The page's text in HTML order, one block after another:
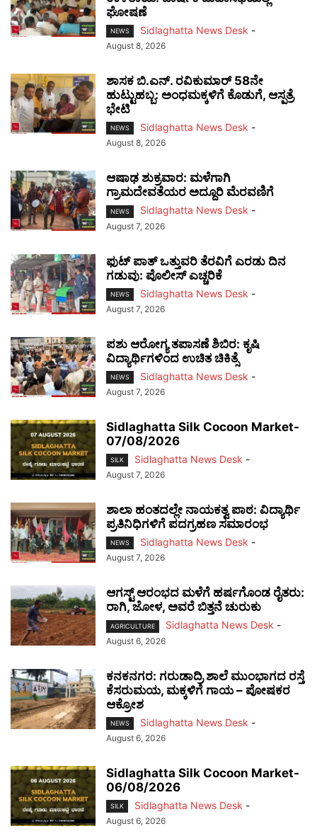
ಘೋಷಣೆ
NEWS Sidlaghatta News Desk -
August 8, 2026
ಶಾಸಕ ಬಿ.ಎನ್. ರವಿಕುಮಾರ್ 58ನೇ
ಹುಟ್ಟುಹಬ್ಬ: ಅಂಧಮಕ್ಕಳಿಗೆ ಕೊಡುಗೆ, ಆಸ್ಪತ್ರೆ
ಭೇಟಿ
NEWS Sidlaghatta News Desk -
August 8, 2026
ಆಷಾಢ ಶುಕ್ರವಾರ: ಮಳೆಗಾಗಿ
ಗ್ರಾಮದೇವತೆಯರ ಅದ್ದೂರಿ ಮೆರವಣಿಗೆ
NEWS Sidlaghatta News Desk -
August 7, 2026
ಫುಟ್‌ ಪಾತ್ ಒತ್ತುವರಿ ತೆರವಿಗೆ ಎರಡು ದಿನ
ಗಡುವು: ಪೊಲೀಸ್ ಎಚ್ಚರಿಕೆ
NEWS Sidlaghatta News Desk -
August 7, 2026
ಪಶು ಆರೋಗ್ಯ ತಪಾಸಣೆ ಶಿಬಿರ: ಕೃಷಿ
ವಿದ್ಯಾರ್ಥಿಗಳಿಂದ ಉಚಿತ ಚಿಕಿತ್ಸೆ
NEWS Sidlaghatta News Desk -
August 7, 2026
Sidlaghatta Silk Cocoon Market-
07/08/2026
SILK Sidlaghatta News Desk -
August 7, 2026
ಶಾಲಾ ಹಂತದಲ್ಲೇ ನಾಯಕತ್ವ ಪಾಠ: ವಿದ್ಯಾರ್ಥಿ
ಪ್ರತಿನಿಧಿಗಳಿಗೆ ಪದಗ್ರಹಣ ಸಮಾರಂಭ
NEWS Sidlaghatta News Desk -
August 7, 2026
ಆಗಸ್ಟ್ ಆರಂಭದ ಮಳೆಗೆ ಹರ್ಷಗೊಂಡ ರೈತರು:
ರಾಗಿ, ಜೋಳ, ಅವರೆ ಬಿತ್ತನೆ ಚುರುಕು
AGRICULTURE Sidlaghatta News Desk -
August 6, 2026
ಕನಕನಗರ: ಗರುಡಾದ್ರಿ ಶಾಲೆ ಮುಂಭಾಗದ ರಸ್ತೆ
ಕೆಸರುಮಯ, ಮಕ್ಕಳಿಗೆ ಗಾಯ – ಪೋಷಕರ
ಆಕ್ರೋಶ
NEWS Sidlaghatta News Desk -
August 6, 2026
Sidlaghatta Silk Cocoon Market-
06/08/2026
SILK Sidlaghatta News Desk -
August 6, 2026